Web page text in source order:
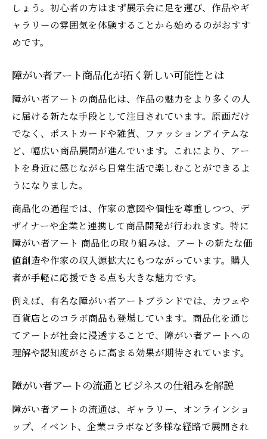
しょう。初心者の方はまず展示会に足を運び、作品やギ
ャラリーの雰囲気を体験することから始めるのがおすす
めです。
障がい者アート商品化が拓く新しい可能性とは
障がい者アートの商品化は、作品の魅力をより多くの人
に届ける新たな手段として注目されています。原画だけ
でなく、ポストカードや雑貨、ファッションアイテムな
ど、幅広い商品展開が進んでいます。これにより、アー
トを身近に感じながら日常生活で楽しむことができるよ
うになりました。
商品化の過程では、作家の意図や個性を尊重しつつ、デ
ザイナーや企業と連携して商品開発が行われます。特に
障がい者アート 商品化の取り組みは、アートの新たな価
値創造や作家の収入源拡大にもつながっています。購入
者が手軽に応援できる点も大きな魅力です。
例えば、有名な障がい者アートブランドでは、カフェや
百貨店とのコラボ商品も登場しています。商品化を通じ
てアートが社会に浸透することで、障がい者アートへの
理解や認知度がさらに高まる効果が期待されています。
障がい者アートの流通とビジネスの仕組みを解説
障がい者アートの流通は、ギャラリー、オンラインショ
ップ、イベント、企業コラボなど多様な経路で展開され